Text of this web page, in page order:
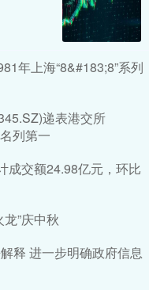
年上海“8&#183;8”系列
递表港交所
列第一
成交额24.98亿元，环比
”庆中秋
释 进一步明确政府信息